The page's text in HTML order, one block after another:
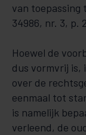
van toepassing
34986, nr. 3, p.
Hoewel de
dus vormvrij is,
over de
eenmaal tot
is namelijk
verleend, de